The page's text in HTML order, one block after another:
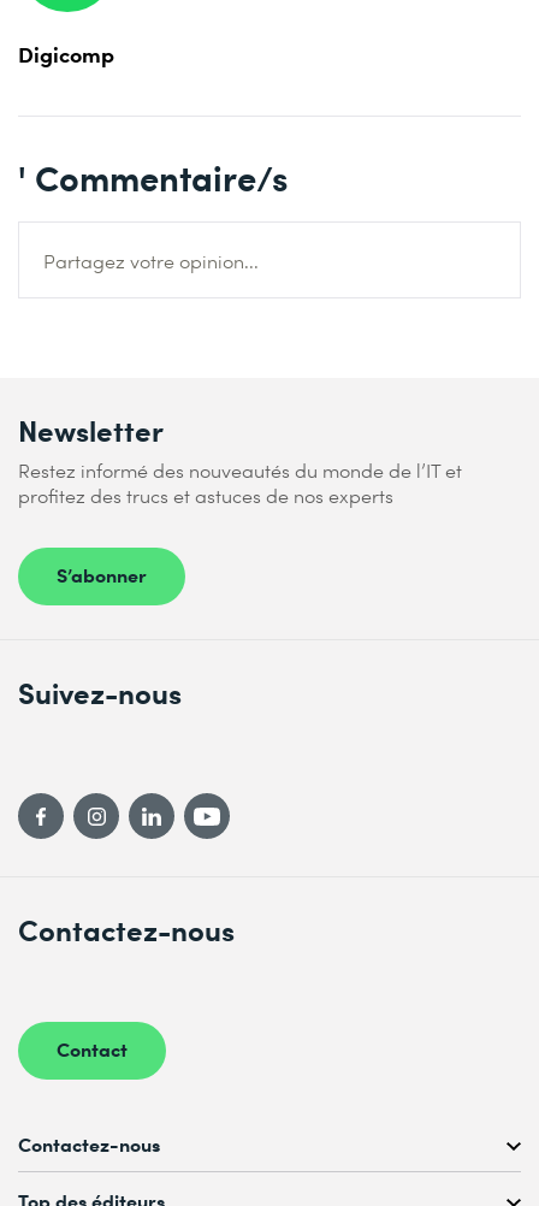
Digicomp
' Commentaire/s
Partagez votre opinion...
Newsletter
Restez informé des nouveautés du monde de l’IT et
profitez des trucs et astuces de nos experts
S’abonner
Contactez-nous
Contact
Suivez-nous
Contactez-nous
Conseil personnalisé au
Top des éditeurs